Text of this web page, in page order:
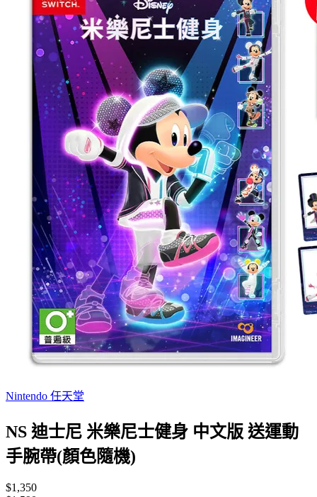
Nintendo 任天堂
NS 迪士尼 米樂尼士健身 中文版 送運動
手腕帶(顏色隨機)
$1,350